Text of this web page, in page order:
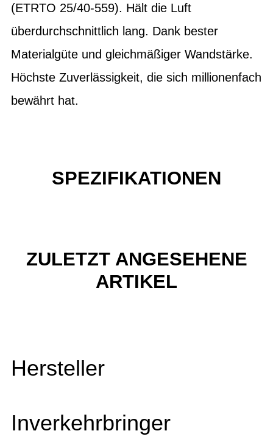
(ETRTO 25/40-559). Hält die Luft
überdurchschnittlich lang. Dank bester
Materialgüte und gleichmäßiger Wandstärke.
Höchste Zuverlässigkeit, die sich millionenfach
bewährt hat.
SPEZIFIKATIONEN
ZULETZT ANGESEHENE
ARTIKEL
Hersteller
Inverkehrbringer